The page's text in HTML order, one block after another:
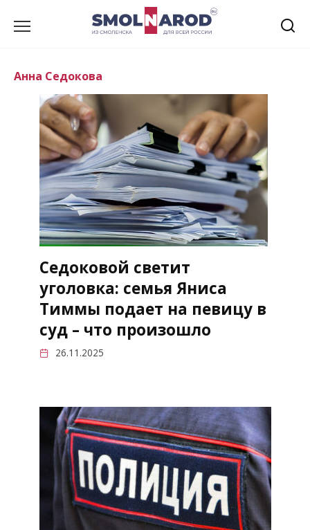
Анна Седокова
Седоковой светит
уголовка: семья Яниса
Тиммы подает на певицу в
суд – что произошло
26.11.2025